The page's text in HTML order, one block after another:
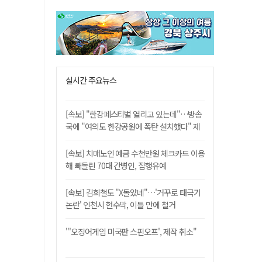
실시간 주요뉴스
[속보] "한강페스티벌 열리고 있는데"…방송
국에 "여의도 한강공원에 폭탄 설치했다" 제
[속보] 치매노인 예금 수천만원 체크카드 이용
해 빼돌린 70대 간병인, 집행유예
[속보] 김희철도 "X돌았네"…'거꾸로 태극기
논란' 인천시 현수막, 이틀 만에 철거
"'오징어게임 미국판 스핀오프', 제작 취소"